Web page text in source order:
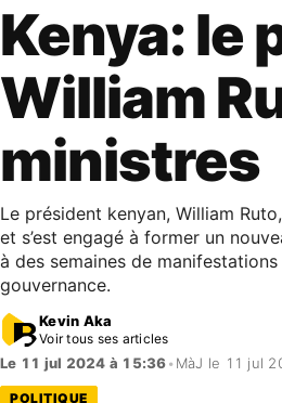
Kenya: le
William
ministres
Le président kenyan, William
et s’est engagé à former un
à des semaines de
gouvernance.
Kevin Aka
Voir tous ses articles
Le 11 jul 2024 à 15:36• MàJ le 11 jul
POLITIQUE